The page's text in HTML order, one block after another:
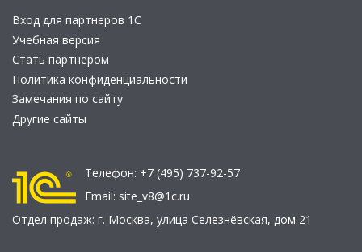
Вход для партнеров 1С
Учебная версия
Стать партнером
Политика конфиденциальности
Замечания по сайту
Другие сайты
Телефон: +7 (495) 737-92-57
Email: site_v8@1c.ru
Отдел продаж: г. Москва, улица Селезнёвская, дом 21